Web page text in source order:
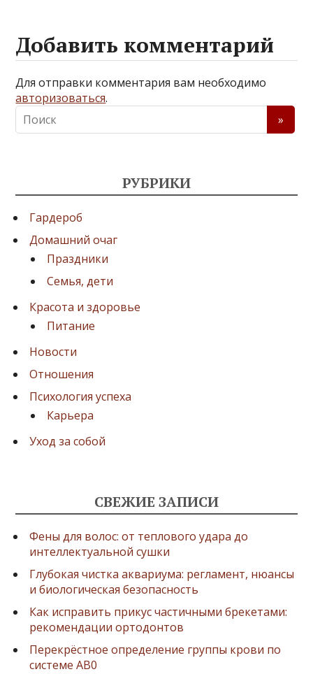
Добавить комментарий
Для отправки комментария вам необходимо
авторизоваться.
РУБРИКИ
Гардероб
Домашний очаг
Праздники
Семья, дети
Красота и здоровье
Питание
Новости
Отношения
Психология успеха
Карьера
Уход за собой
СВЕЖИЕ ЗАПИСИ
Фены для волос: от теплового удара до
интеллектуальной сушки
Глубокая чистка аквариума: регламент, нюансы
и биологическая безопасность
Как исправить прикус частичными брекетами:
рекомендации ортодонтов
Перекрёстное определение группы крови по
системе AB0